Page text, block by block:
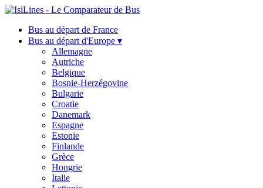
Bus au départ de France
Bus au départ d'Europe ▾
Allemagne
Autriche
Belgique
Bosnie-Herzégovine
Bulgarie
Croatie
Danemark
Espagne
Estonie
Finlande
Grèce
Hongrie
Italie